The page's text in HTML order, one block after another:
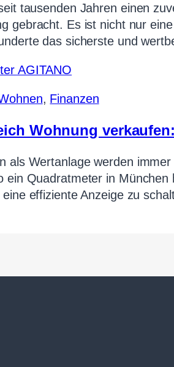
tausenden Jahren einen
gebracht. Es ist nicht nur
das sicherste und
, Finanzen
Wohnung
als Wertanlage werden
ein Quadratmeter in
effiziente Anzeige zu